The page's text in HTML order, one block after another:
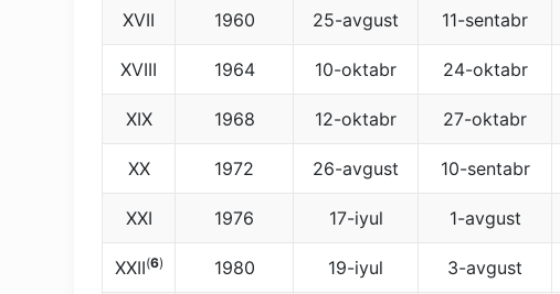
XVII 1960 25-avgust 11-sentabr
XVIII 1964 10-oktabr 24-oktabr
XIX 1968 12-oktabr 27-oktabr
XX 1972 26-avgust 10-sentabr
XXI 1976 17-iyul 1-avgust
XXII(6) 1980 19-iyul 3-avgust